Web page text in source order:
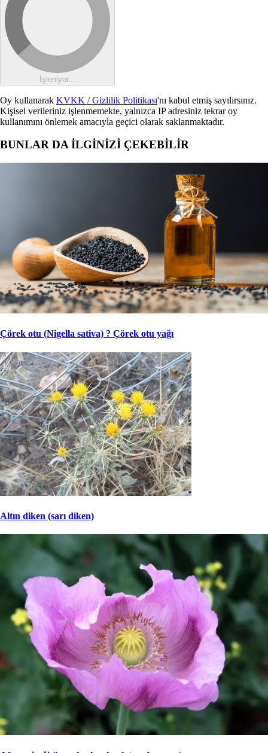
İşleniyor...
Oy kullanarak KVKK / Gizlilik Politikası'nı kabul etmiş sayılırsınız.
Kişisel verileriniz işlenmemekte, yalnızca IP adresiniz tekrar oy
kullanımını önlemek amacıyla geçici olarak saklanmaktadır.
BUNLAR DA İLGİNİZİ ÇEKEBİLİR
Çörek otu (Nigella sativa) ? Çörek otu yağı
Altın diken (sarı diken)